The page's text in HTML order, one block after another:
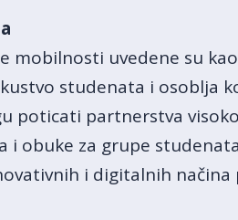
mobilnosti uvedene su
studenata i osoblja
poticati partnerstva
i obuke za grupe
i digitalnih načina